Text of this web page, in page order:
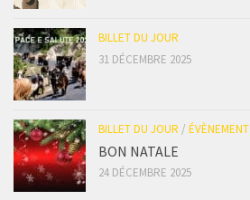
BILLET DU JOUR
31 DÉCEMBRE 2025
BILLET DU JOUR / ÉVÈNEMENT
BON NATALE
24 DÉCEMBRE 2025